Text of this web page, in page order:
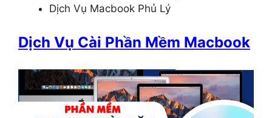
Dịch Vụ Macbook Phủ Lý
Dịch Vụ Cài Phần Mềm Macbook